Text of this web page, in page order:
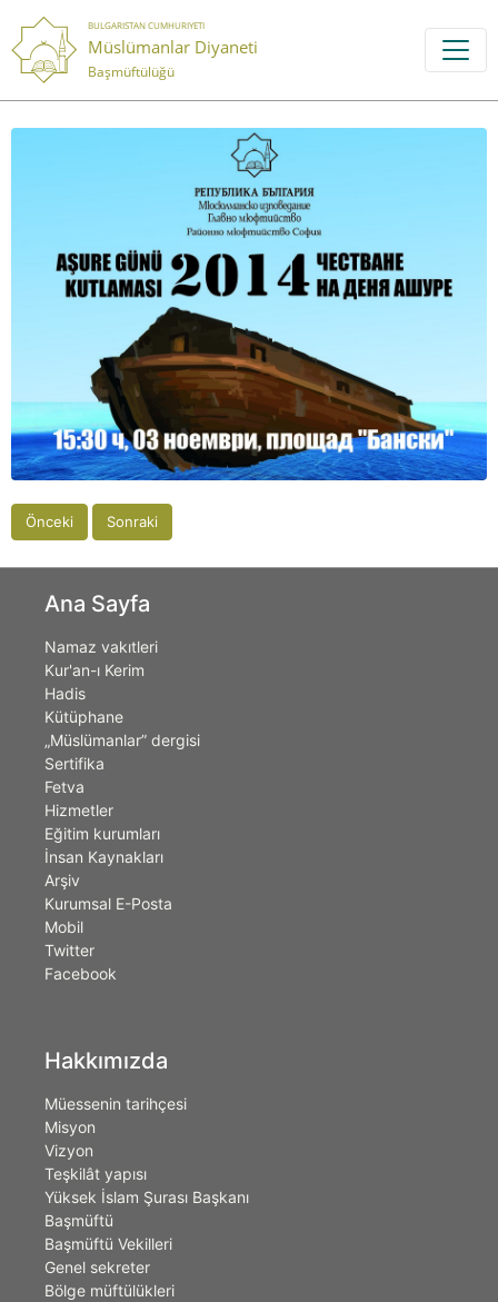
BULGARISTAN CUMHURIYETI
Müslümanlar Diyaneti
Başmüftülüğü
Önceki Sonraki
Ana Sayfa
Namaz vakıtleri
Kur'an-ı Kerim
Hadis
Kütüphane
„Müslümanlar” dergisi
Sertifika
Fetva
Hizmetler
Eğitim kurumları
İnsan Kaynakları
Arşiv
Kurumsal E-Posta
Mobil
Twitter
Facebook
Hakkımızda
Müessenin tarihçesi
Misyon
Vizyon
Teşkilât yapısı
Yüksek İslam Şurası Başkanı
Başmüftü
Başmüftü Vekilleri
Genel sekreter
Bölge müftülükleri